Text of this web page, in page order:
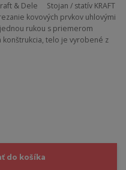
& Dele Stojan / statív KRAFT
kovových prvkov uhlovými
rukou s priemerom
konštrukcia, telo je vyrobené z
do košíka